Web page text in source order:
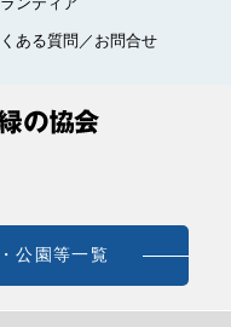
ある質問／お問合せ
公園等一覧